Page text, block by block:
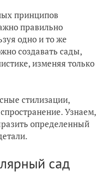
принципов
правильно
одно и то же
создавать сады,
изменяя только
стилизации,
Узнаем,
определенный
сад